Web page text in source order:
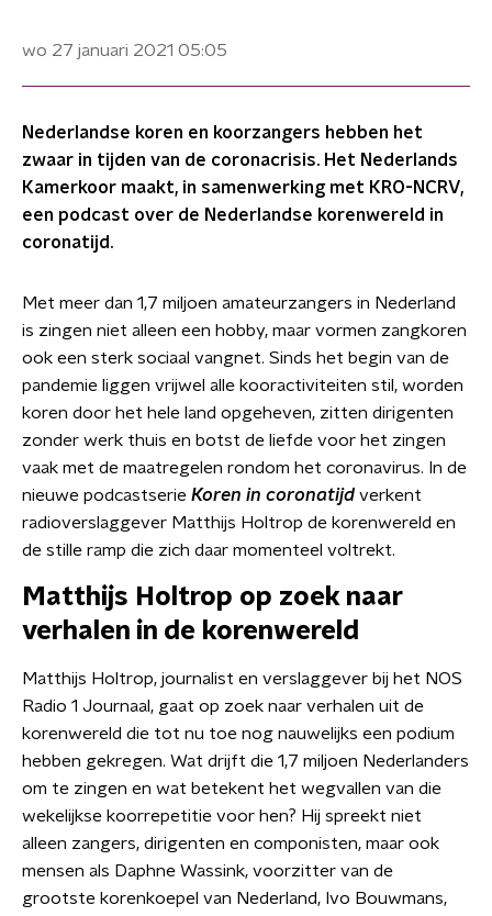
wo 27 januari 2021 05:05
Nederlandse koren en koorzangers hebben het
zwaar in tijden van de coronacrisis. Het Nederlands
Kamerkoor maakt, in samenwerking met KRO-NCRV,
een podcast over de Nederlandse korenwereld in
coronatijd.
Met meer dan 1,7 miljoen amateurzangers in Nederland
is zingen niet alleen een hobby, maar vormen zangkoren
ook een sterk sociaal vangnet. Sinds het begin van de
pandemie liggen vrijwel alle kooractiviteiten stil, worden
koren door het hele land opgeheven, zitten dirigenten
zonder werk thuis en botst de liefde voor het zingen
vaak met de maatregelen rondom het coronavirus. In de
nieuwe podcastserie Koren in coronatijd verkent
radioverslaggever Matthijs Holtrop de korenwereld en
de stille ramp die zich daar momenteel voltrekt.
Matthijs Holtrop op zoek naar
verhalen in de korenwereld
Matthijs Holtrop, journalist en verslaggever bij het NOS
Radio 1 Journaal, gaat op zoek naar verhalen uit de
korenwereld die tot nu toe nog nauwelijks een podium
hebben gekregen. Wat drijft die 1,7 miljoen Nederlanders
om te zingen en wat betekent het wegvallen van die
wekelijkse koorrepetitie voor hen? Hij spreekt niet
alleen zangers, dirigenten en componisten, maar ook
mensen als Daphne Wassink, voorzitter van de
grootste korenkoepel van Nederland, Ivo Bouwmans,